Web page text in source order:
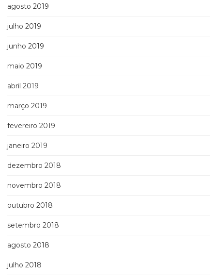
agosto 2019
julho 2019
junho 2019
maio 2019
abril 2019
março 2019
fevereiro 2019
janeiro 2019
dezembro 2018
novembro 2018
outubro 2018
setembro 2018
agosto 2018
julho 2018